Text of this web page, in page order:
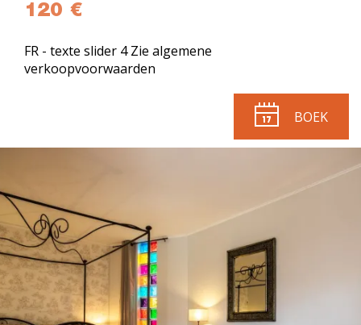
120 €
FR - texte slider 4 Zie algemene
verkoopvoorwaarden
BOEK